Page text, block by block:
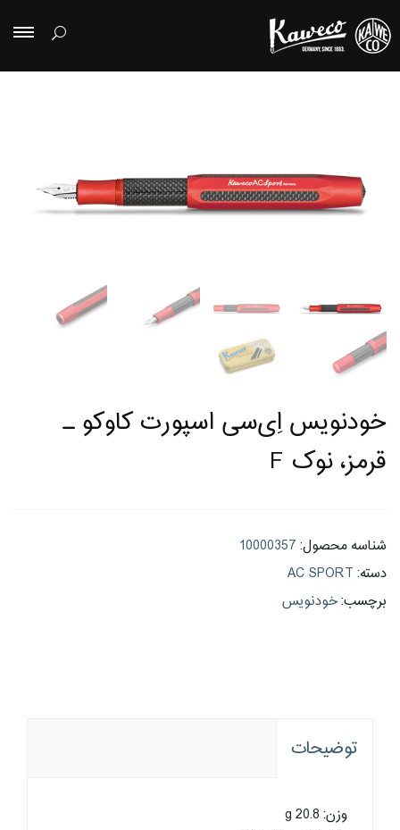
خودنویس اِی‌سی اسپورت کاوکو ـ
قرمز، نوک F
شناسه محصول: 10000357
دسته: AC SPORT
برچسب:خودنویس
توضیحات
وزن: 20.8 g